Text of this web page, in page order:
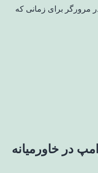
مرورگر برای زمانی که
در خاورمیانه